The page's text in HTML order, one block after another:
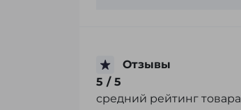
Отзывы
5 / 5
средний рейтинг товара